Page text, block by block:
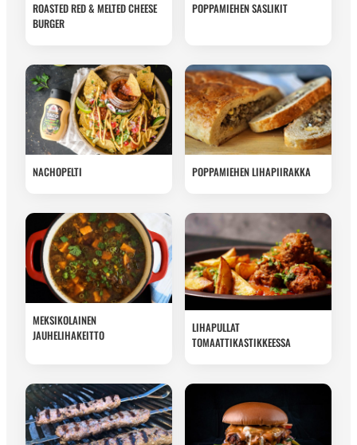
ROASTED RED & MELTED CHEESE
BURGER
POPPAMIEHEN SASLIKIT
NACHOPELTI POPPAMIEHEN LIHAPIIRAKKA
MEKSIKOLAINEN
JAUHELIHAKEITTO
LIHAPULLAT
TOMAATTIKASTIKKEESSA